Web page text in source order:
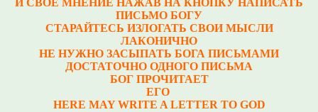
И СВОЕ МНЕНИЕ НАЖАВ НА КНОПКУ НАПИСАТЬ
ПИСЬМО БОГУ
СТАРАЙТЕСЬ ИЗЛОГАТЬ СВОИ МЫСЛИ
ЛАКОНИЧНО
НЕ НУЖНО ЗАСЫПАТЬ БОГА ПИСЬМАМИ
ДОСТАТОЧНО ОДНОГО ПИСЬМА
БОГ ПРОЧИТАЕТ
ЕГО
HERE MAY WRITE A LETTER TO GOD